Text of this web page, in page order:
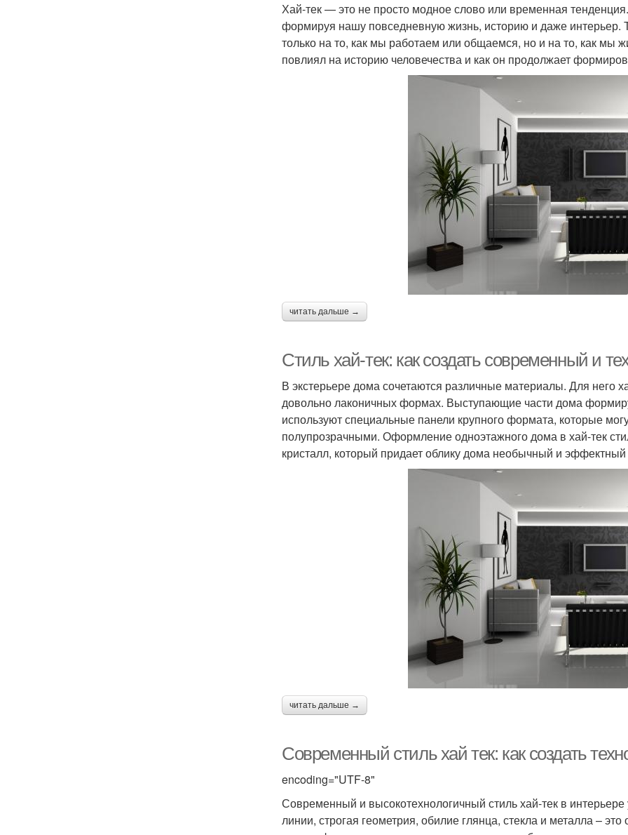
Хай-тек — это не просто модное слово или временная
формируя нашу повседневную жизнь, историю и даже интерьер.
только на то, как мы работаем или общаемся, но и на то, как мы
повлиял на историю человечества и как он продолжает
читать дальше →
Стиль хай-тек: как создать современный и
В экстерьере дома сочетаются различные материалы. Для него
довольно лаконичных формах. Выступающие части дома
используют специальные панели крупного формата, которые
полупрозрачными. Оформление одноэтажного дома в хай-тек
кристалл, который придает облику дома необычный и
читать дальше →
Современный стиль хай тек: как создать
encoding="UTF-8"
Современный и высокотехнологичный стиль хай-тек в
линии, строгая геометрия, обилие глянца, стекла и металла –